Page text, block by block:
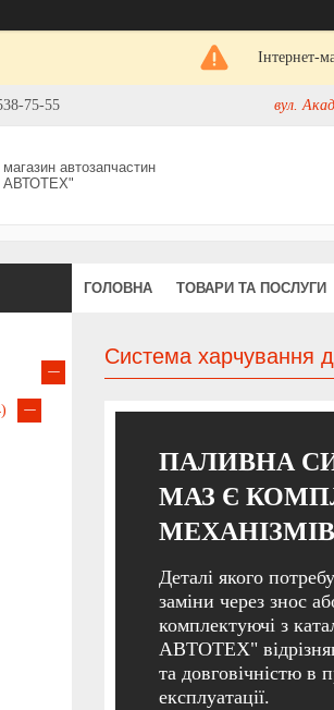
Інтернет-
75-55 вул.
магазин автозапчастин
ГОЛОВНА ТОВАРИ ТА ПОСЛУГИ
Система харчування
ПАЛИВНА
МАЗ Є
МЕХАНІЗМІВ
Деталі якого
заміни через знос
комплектуючі з
АВТОТЕХ"
та довговічністю в
експлуатації.